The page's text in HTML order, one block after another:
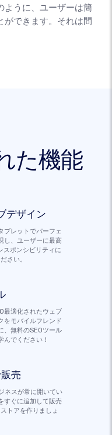
ように、ユーザーは簡
ができます。それは間
た機能
デザイン
ブレットでパーフェ
し、ユーザーに最高
スポンシビリティに
さい。
最適化されたウェブ
をモバイルフレンド
、無料のSEOツール
んでください！
売
ネスが常に開いてい
すぐに追加して販売
トアを作りましょ